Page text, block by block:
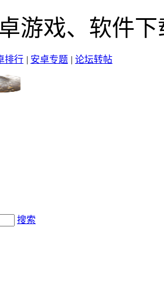
游戏、软件下
排行 | 安卓专题 | 论坛转帖
搜索